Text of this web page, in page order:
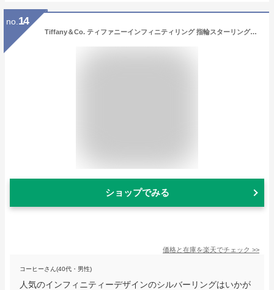
no. 14
Tiffany＆Co. ティファニーインフィニティリング 指輪スターリングシルバー永遠の絆、エネルギーと生命力を象徴 アクセサリー無限 INFINITY RING止まることのない流れを彷彿させる優雅でモダンなライン
ショップでみる
価格と在庫を楽天でチェック >>
コーヒーさん(40代・男性)
人気のインフィニティーデザインのシルバーリングはいかが